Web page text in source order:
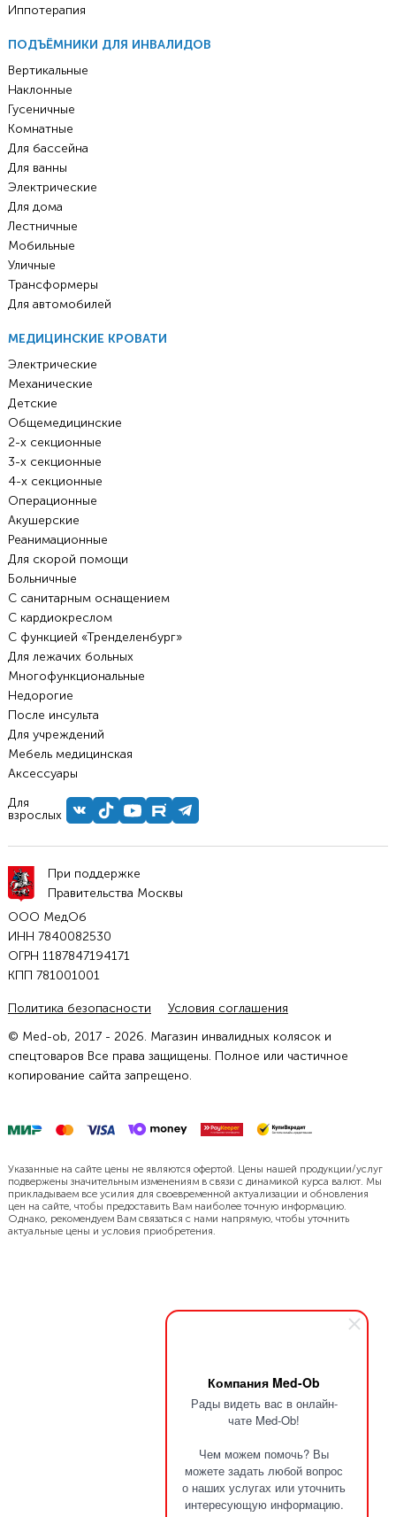
Компания Med-Ob
Рады видеть вас в онлайн-
чате Med-Ob!
Чем можем помочь? Вы
можете задать любой вопрос
о наших услугах или уточнить
интересующую информацию.
Иппотерапия
ПОДЪЁМНИКИ ДЛЯ ИНВАЛИДОВ
Вертикальные
Наклонные
Гусеничные
Комнатные
Для бассейна
Для ванны
Электрические
Для дома
Лестничные
Мобильные
Уличные
Трансформеры
Для автомобилей
МЕДИЦИНСКИЕ КРОВАТИ
Электрические
Механические
Детские
Общемедицинские
2-х секционные
3-х секционные
4-х секционные
Операционные
Акушерские
Реанимационные
Для скорой помощи
Больничные
С санитарным оснащением
С кардиокреслом
С функцией «Тренделенбург»
Для лежачих больных
Многофункциональные
Недорогие
После инсульта
Для учреждений
Мебель медицинская
Аксессуары
Для
взрослых
При поддержке
Правительства Москвы
ООО МедОб
ИНН 7840082530
ОГРН 1187847194171
КПП 781001001
Политика безопасности
Условия соглашения
© Med-ob, 2017 - 2026. Магазин инвалидных колясок и
спецтоваров Все права защищены. Полное или частичное
копирование сайта запрещено.
Указанные на сайте цены не являются офертой. Цены нашей продукции/услуг
подвержены значительным изменениям в связи с динамикой курса валют. Мы
прикладываем все усилия для своевременной актуализации и обновления
цен на сайте, чтобы предоставить Вам наиболее точную информацию.
Однако, рекомендуем Вам связаться с нами напрямую, чтобы уточнить
актуальные цены и условия приобретения.